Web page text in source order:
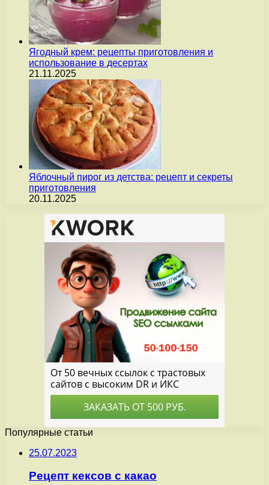
Ягодный крем: рецепты приготовления и
использование в десертах
21.11.2025
Яблочный пирог из детства: рецепт и секреты
приготовления
20.11.2025
Популярные статьи
25.07.2023
Рецепт кексов с какао